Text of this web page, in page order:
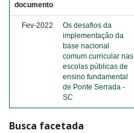
documento
Fev-2022
Os desafios da
implementação da
base nacional
comum curricular nas
escolas públicas de
ensino fundamental
de Ponte Serrada -
SC
Busca facetada